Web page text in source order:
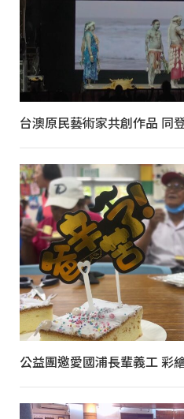
台澳原民藝術家共創作品 同
公益團邀愛國浦長輩義工 彩